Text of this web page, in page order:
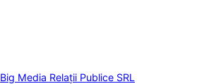
Big Media Relații Publice SRL